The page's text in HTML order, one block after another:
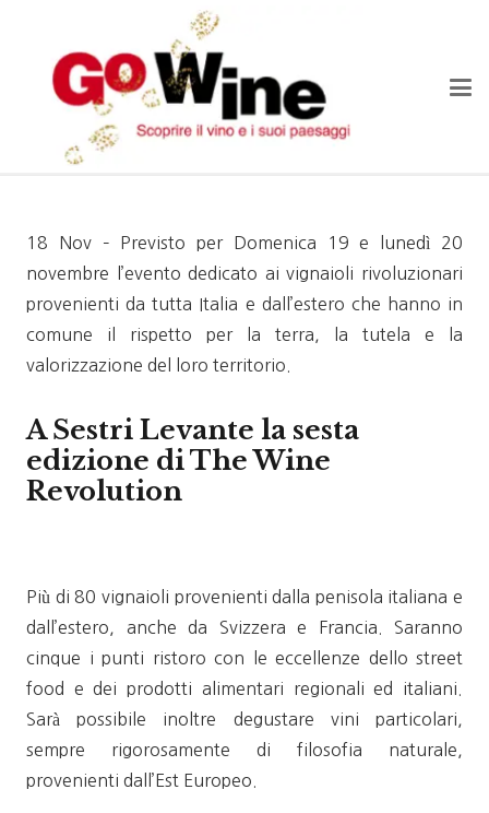
18 Nov – Previsto per Domenica 19 e lunedì 20
novembre l’evento dedicato ai vignaioli rivoluzionari
provenienti da tutta Italia e dall’estero che hanno in
comune il rispetto per la terra, la tutela e la
valorizzazione del loro territorio.
A Sestri Levante la sesta
edizione di The Wine
Revolution
Più di 80 vignaioli provenienti dalla penisola italiana e
dall’estero, anche da Svizzera e Francia. Saranno
cinque i punti ristoro con le eccellenze dello street
food e dei prodotti alimentari regionali ed italiani.
Sarà possibile inoltre degustare vini particolari,
sempre rigorosamente di filosofia naturale,
provenienti dall’Est Europeo.